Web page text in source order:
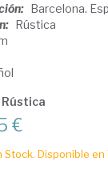
Barcelona.
Rústica
Rústica
€
Stock. Disponible en